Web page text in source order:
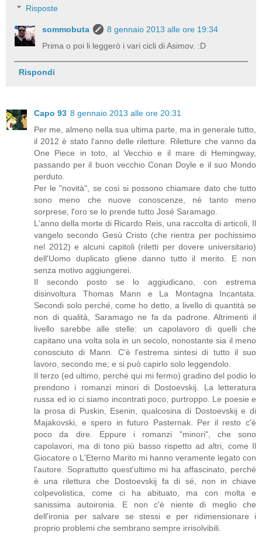
Risposte
sommobuta
8 gennaio 2013 alle ore 19:34
Prima o poi li leggerò i vari cicli di Asimov. :D
Rispondi
Capo 93 8 gennaio 2013 alle ore 20:31
Per me, almeno nella sua ultima parte, ma in generale tutto,
il 2012 è stato l'anno delle riletture. Riletture che vanno da
One Piece in toto, al Vecchio e il mare di Hemingway,
passando per il buon vecchio Conan Doyle e il suo Mondo
perduto.
Per le "novità", se così si possono chiamare dato che tutto
sono meno che nuove conoscenze, né tanto meno
sorprese, l'oro se lo prende tutto José Saramago.
L'anno della morte di Ricardo Reis, una raccolta di articoli, Il
vangelo secondo Gesù Cristo (che rientra per pochissimo
nel 2012) e alcuni capitoli (riletti per dovere universitario)
dell'Uomo duplicato gliene danno tutto il merito. E non
senza motivo aggiungerei.
Il secondo posto se lo aggiudicano, con estrema
disinvoltura Thomas Mann e La Montagna Incantata.
Secondi solo perché, come ho detto, a livello di quantità se
non di qualità, Saramago ne fa da padrone. Altrimenti il
livello sarebbe alle stelle: un capolavoro di quelli che
capitano una volta sola in un secolo, nonostante sia il meno
conosciuto di Mann. C'è l'estrema sintesi di tutto il suo
lavoro, secondo me; e si può capirlo solo leggendolo.
Il terzo (ed ultimo, perché qui mi fermo) gradino del podio lo
prendono i romanzi minori di Dostoevskij. La letteratura
russa ed io ci siamo incontrati poco, purtroppo. Le poesie e
la prosa di Puskin, Esenin, qualcosina di Dostoevskij e di
Majakovski, e spero in futuro Pasternak. Per il resto c'è
poco da dire. Eppure i romanzi "minori", che sono
capolavori, ma di tono più basso rispetto ad altri, come Il
Giocatore o L'Eterno Marito mi hanno veramente legato con
l'autore. Soprattutto quest'ultimo mi ha affascinato, perché
è una rilettura che Dostoevskij fa di sé, non in chiave
colpevolistica, come ci ha abituato, ma con molta e
sanissima autoironia. E non c'è niente di meglio che
dell'ironia per salvare se stessi e per ridimensionare i
proprio problemi che sembrano sempre irrisolvibili.